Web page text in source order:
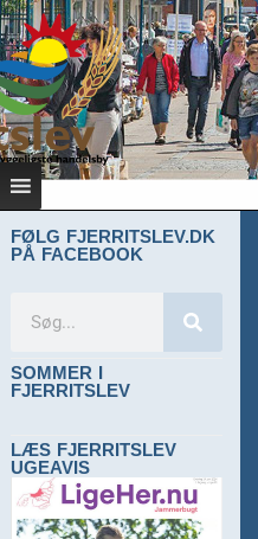
FØLG FJERRITSLEV.DK
PÅ FACEBOOK
SOMMER I
FJERRITSLEV
LÆS FJERRITSLEV
UGEAVIS